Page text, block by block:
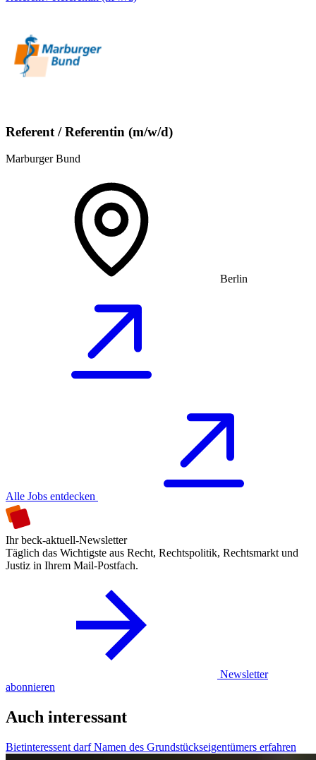
Referent / Referentin (m/w/d)
Marburger Bund
Berlin
Alle Jobs entdecken
Ihr beck-aktuell-Newsletter
Täglich das Wichtigste aus Recht, Rechtspolitik, Rechtsmarkt und
Justiz in Ihrem Mail-Postfach.
Newsletter
abonnieren
Auch interessant
Bietinteressent darf Namen des Grundstückseigentümers erfahren